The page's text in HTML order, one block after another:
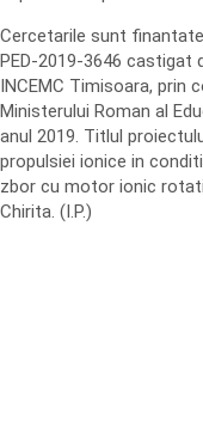
Cercetarile sunt
PED-2019-3646 castigat
INCEMC Timisoara, prin
Ministerului Roman al
anul 2019. Titlul
propulsiei ionice in
zbor cu motor ionic
Chirita. (I.P.)